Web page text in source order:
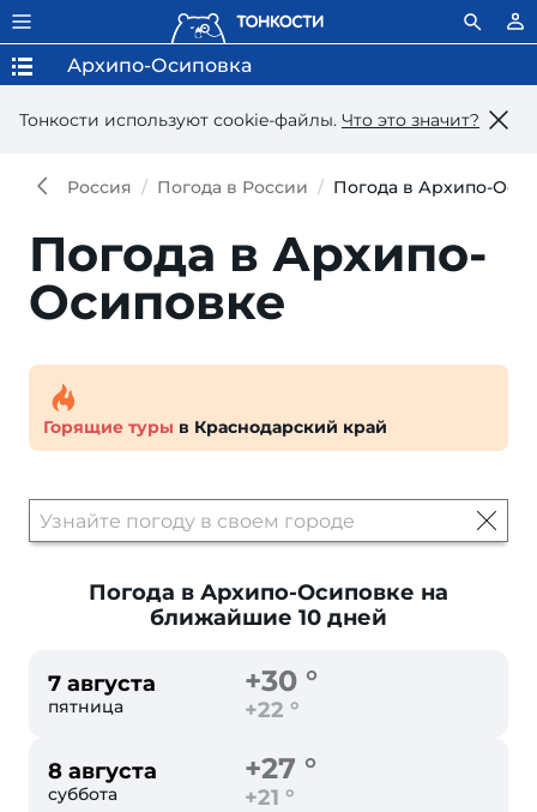
Тонкости используют сookie-файлы. Что это значит?
Архипо-Осиповка
Россия Погода в России Погода в Архипо-
Погода в Архипо-
Осиповке
Горящие туры в Краснодарский край
Погода в Архипо-Осиповке на
ближайшие 10 дней
7 августа
пятница
+30 °
+22 °
8 августа
суббота
+27 °
+21 °